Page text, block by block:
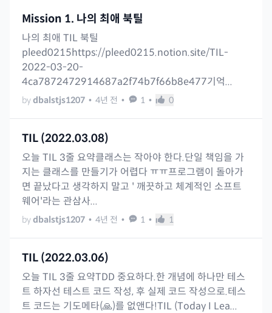
Mission 1. 나의 최애 북틸
나의 최애 TIL 북틸
pleed0215https://pleed0215.notion.site/TIL-
2022-03-20-
4ca7872472914687a2f74b7f66b8e477기억...
bydbalstjs1207 • 4년 전 • 1 • 0
TIL (2022.03.08)
오늘 TIL 3줄 요약클래스는 작아야 한다.단일 책임을 가
지는 클래스를 만들기가 어렵다 ㅠㅠ프로그램이 돌아가
면 끝났다고 생각하지 말고 ' 깨끗하고 체계적인 소프트
웨어'라는 관삼사...
bydbalstjs1207 • 4년 전 • 1 • 1
TIL (2022.03.06)
오늘 TIL 3줄 요약TDD 중요하다.한 개념에 하나만 테스
트 하자선 테스트 코드 작성, 후 실제 코드 작성으로.테스
트 코드는 기도메타(🙏)를 없앤다!TIL (Today I Lea...